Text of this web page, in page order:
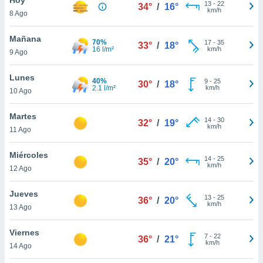
en
más
nuestra
de
cookies
aceptar
8 Ago
34° / 16° 13- 22
km/h
Mañana
9 Ago
70%
16 l/m²
33° / 18° 17- 35
km/h
Lunes
10 Ago
40%
2.1 l/m²
30° / 18° 9- 25
km/h
Martes
11 Ago
32° / 19° 14- 30
km/h
Miércoles
12 Ago
35° / 20° 14- 25
km/h
Jueves
13 Ago
36° / 20° 13- 25
km/h
Viernes
14 Ago
36° / 21° 7- 22
km/h